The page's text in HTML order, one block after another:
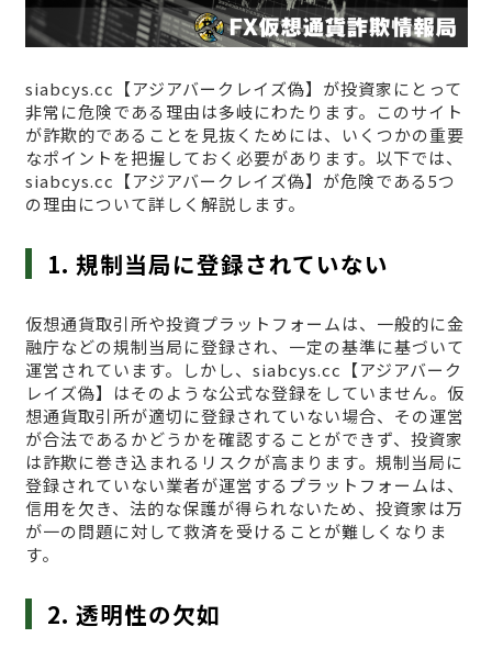
siabcys.cc【アジアバークレイズ偽】が投資家にとって
非常に危険である理由は多岐にわたります。このサイト
が詐欺的であることを見抜くためには、いくつかの重要
なポイントを把握しておく必要があります。以下では、
siabcys.cc【アジアバークレイズ偽】が危険である5つ
の理由について詳しく解説します。
1. 規制当局に登録されていない
仮想通貨取引所や投資プラットフォームは、一般的に金
融庁などの規制当局に登録され、一定の基準に基づいて
運営されています。しかし、siabcys.cc【アジアバーク
レイズ偽】はそのような公式な登録をしていません。仮
想通貨取引所が適切に登録されていない場合、その運営
が合法であるかどうかを確認することができず、投資家
は詐欺に巻き込まれるリスクが高まります。規制当局に
登録されていない業者が運営するプラットフォームは、
信用を欠き、法的な保護が得られないため、投資家は万
が一の問題に対して救済を受けることが難しくなりま
す。
2. 透明性の欠如